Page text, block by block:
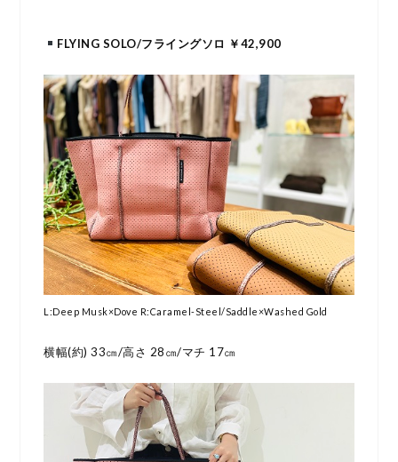
FLYING SOLO/フライングソロ ￥42,900
L:Deep Musk×Dove R:Caramel-Steel/Saddle×Washed Gold
横幅(約) 33㎝/高さ 28㎝/マチ 17㎝